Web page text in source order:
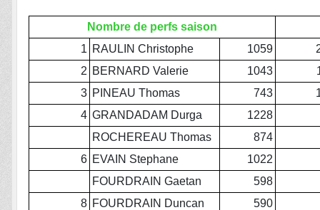
Nombre de perfs saison
1 RAULIN Christophe 1059
2 BERNARD Valerie 1043
3 PINEAU Thomas 743
4 GRANDADAM Durga 1228
ROCHEREAU Thomas
874
6 EVAIN Stephane 1022
FOURDRAIN Gaetan
598
8 FOURDRAIN Duncan 590